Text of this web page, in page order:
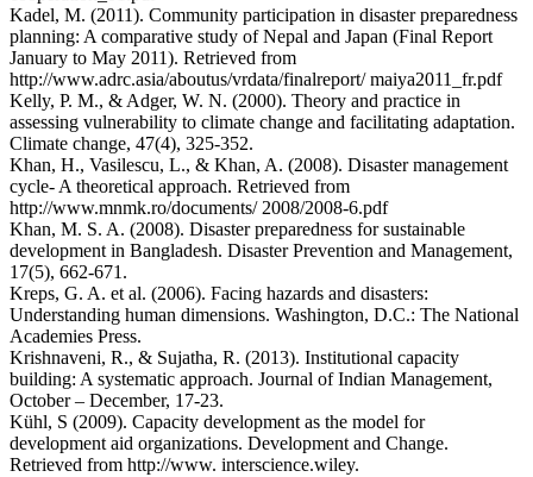
Kadel, M. (2011). Community participation in disaster preparedness
planning: A comparative study of Nepal and Japan (Final Report
January to May 2011). Retrieved from
http://www.adrc.asia/aboutus/vrdata/finalreport/ maiya2011_fr.pdf
Kelly, P. M., & Adger, W. N. (2000). Theory and practice in
assessing vulnerability to climate change and facilitating adaptation.
Climate change, 47(4), 325-352.
Khan, H., Vasilescu, L., & Khan, A. (2008). Disaster management
cycle- A theoretical approach. Retrieved from
http://www.mnmk.ro/documents/ 2008/2008-6.pdf
Khan, M. S. A. (2008). Disaster preparedness for sustainable
development in Bangladesh. Disaster Prevention and Management,
17(5), 662-671.
Kreps, G. A. et al. (2006). Facing hazards and disasters:
Understanding human dimensions. Washington, D.C.: The National
Academies Press.
Krishnaveni, R., & Sujatha, R. (2013). Institutional capacity
building: A systematic approach. Journal of Indian Management,
October – December, 17-23.
Kühl, S (2009). Capacity development as the model for
development aid organizations. Development and Change.
Retrieved from http://www. interscience.wiley.